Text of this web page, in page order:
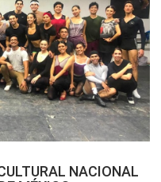
NACIONAL